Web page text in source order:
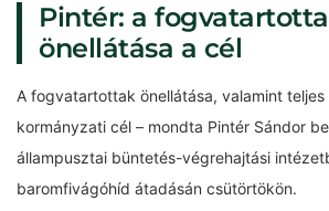
Pintér: a
önellátása a cél
A fogvatartottak önellátása, valamint
kormányzati cél – mondta Pintér Sándor
állampusztai büntetés-végrehajtási
baromfivágóhíd átadásán csütörtökön.